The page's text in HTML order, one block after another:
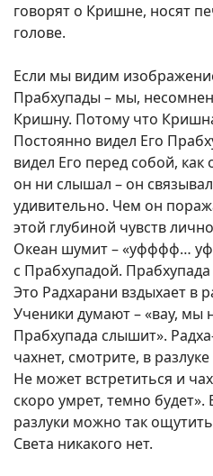
говорят о Кришне, носят
голове.
Если мы видим
Прабхупады – мы,
Кришну. Потому что
Постоянно видел Его
видел Его перед собой,
он ни слышал – он
удивительно. Чем он
этой глубиной чувств
Океан шумит – «уфффф…
с Прабхупадой.
Это Радхарани вздыхает в
Ученики думают – «вау, мы
Прабхупада слышит».
чахнет, смотрите, в
Не может встретиться и
скоро умрет, темно будет».
разлуки можно так
Света никакого нет.